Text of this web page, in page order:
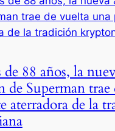
de 88 años, la
de Superman
aterradora de la